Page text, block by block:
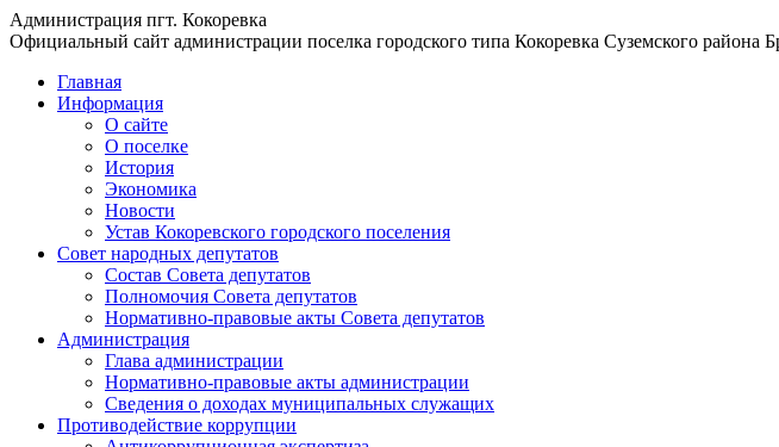
Администрация пгт. Кокоревка
Официальный сайт администрации поселка городского типа Кокоревка Суземского района
Главная
Информация
О сайте
О поселке
История
Экономика
Новости
Устав Кокоревского городского поселения
Совет народных депутатов
Состав Совета депутатов
Полномочия Совета депутатов
Нормативно-правовые акты Совета депутатов
Администрация
Глава администрации
Нормативно-правовые акты администрации
Сведения о доходах муниципальных служащих
Противодействие коррупции